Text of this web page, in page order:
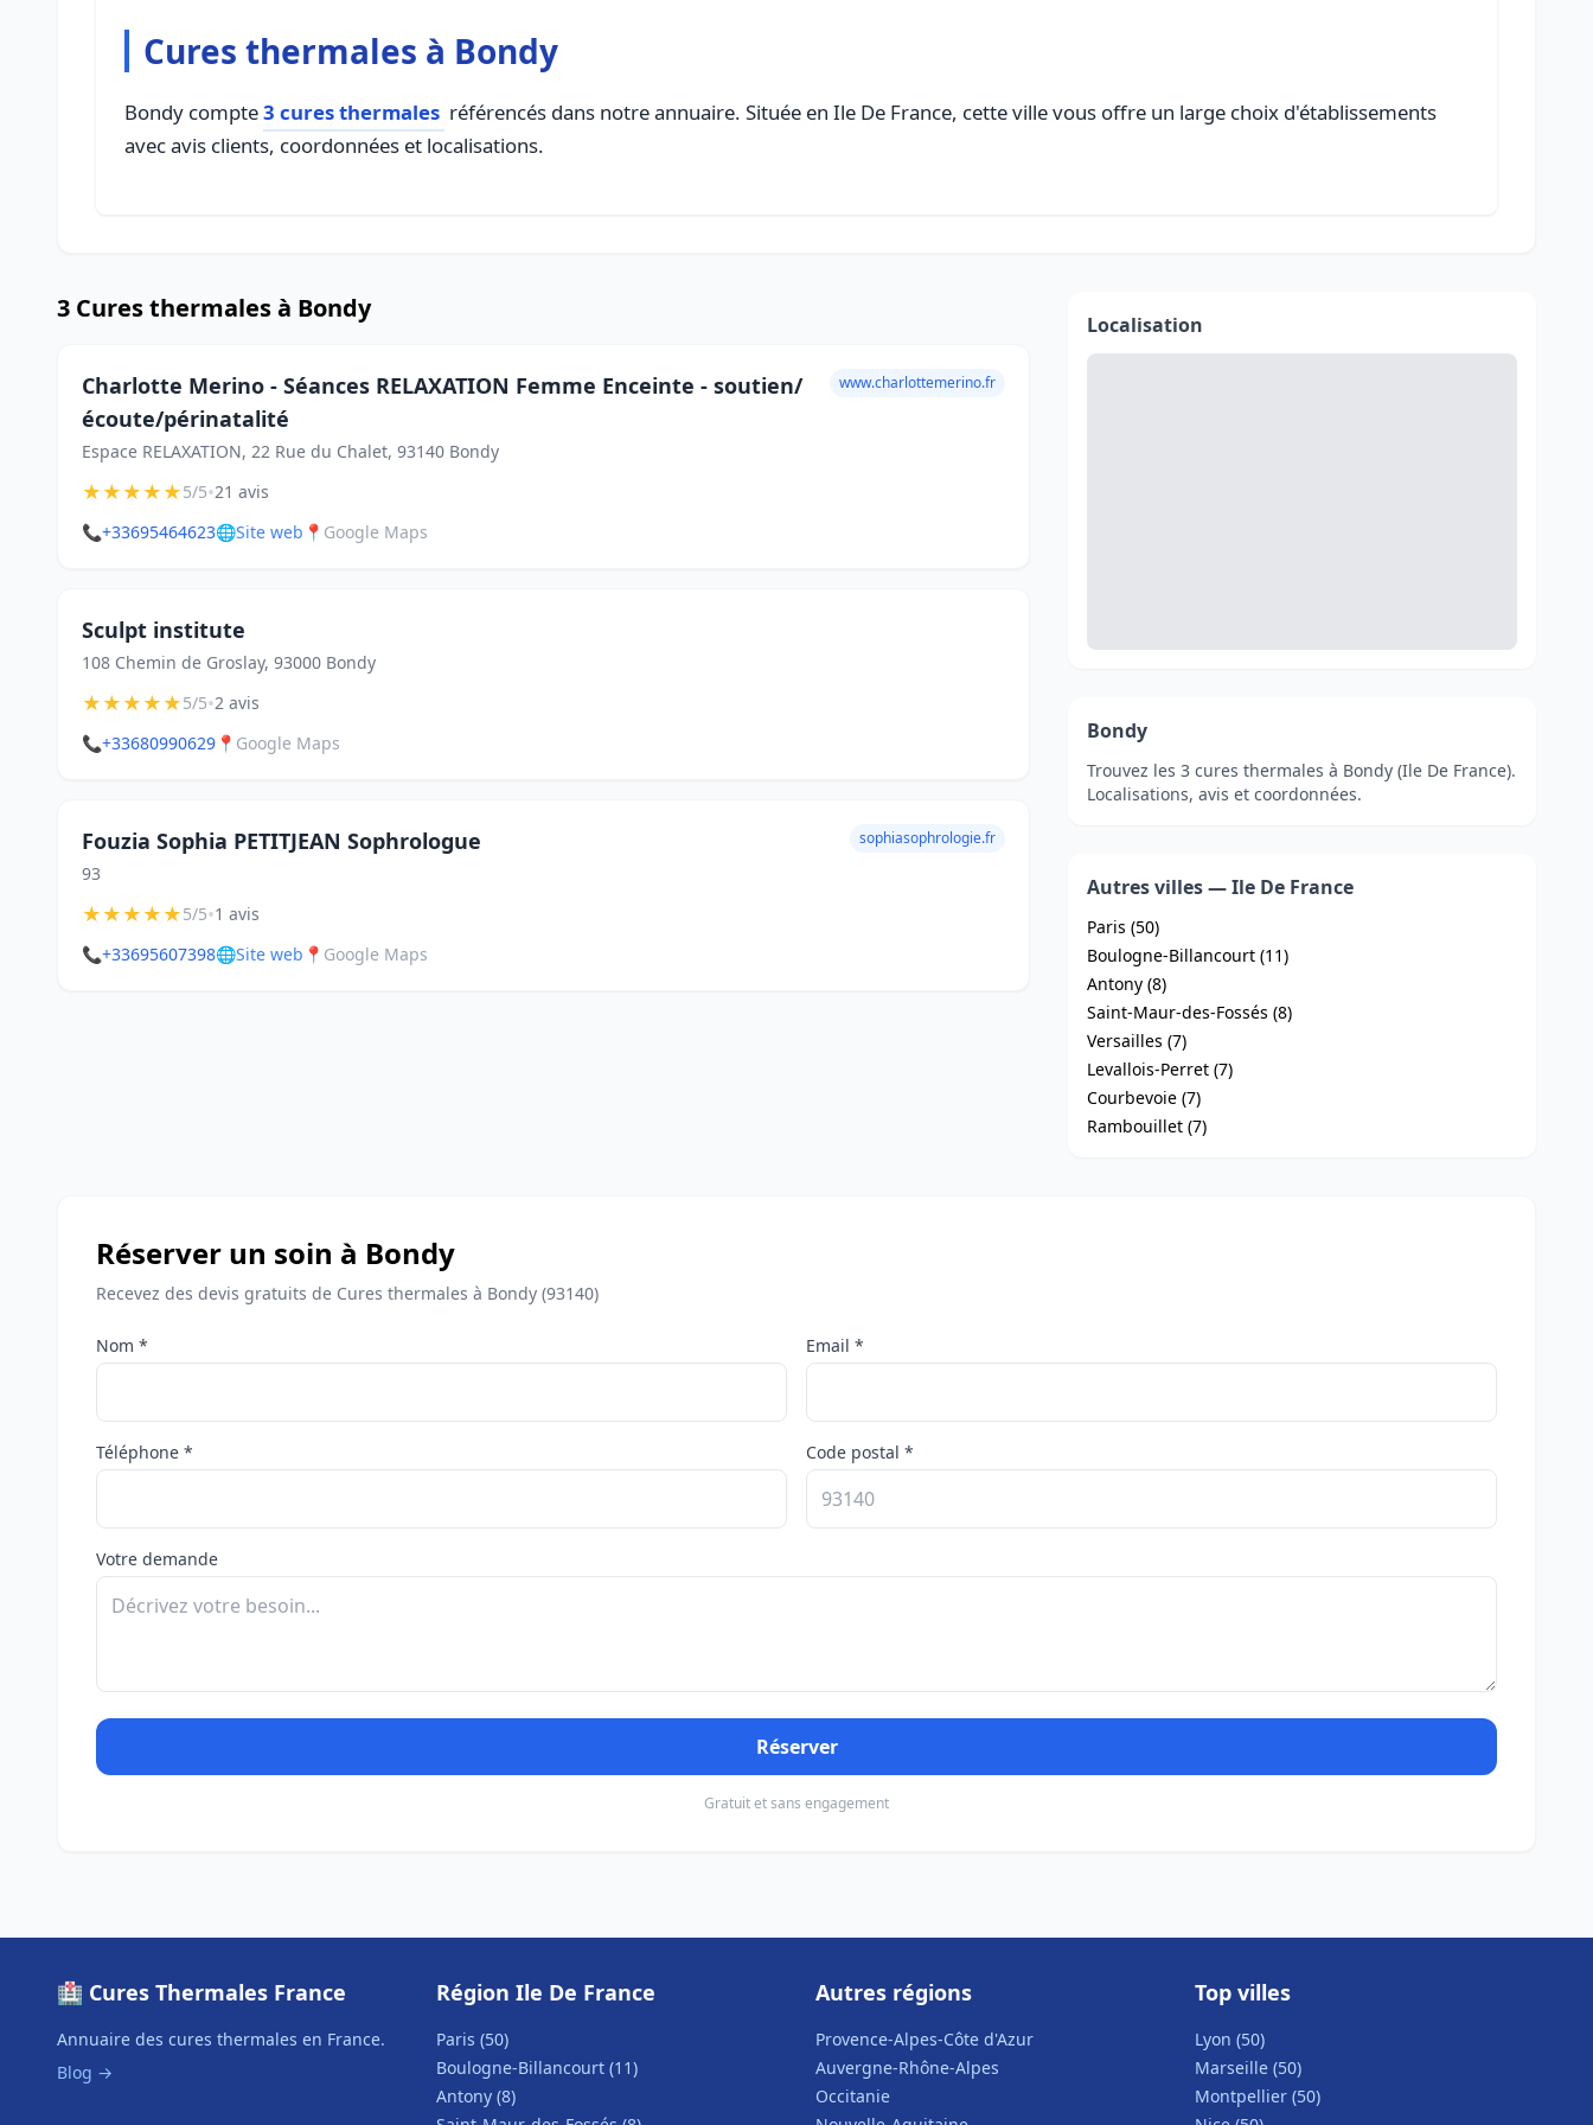
Cures thermales à Bondy
Bondy compte3 cures thermales référencés dans notre annuaire. Située en Ile De France, cette ville vous offre un large choix d'établissements
avec avis clients, coordonnées et localisations.
3 Cures thermales à Bondy
Charlotte Merino - Séances RELAXATION Femme Enceinte - soutien/
écoute/périnatalité
Espace RELAXATION, 22 Rue du Chalet, 93140 Bondy
www.charlottemerino.fr
★★★★★5/5•21 avis
📞+33695464623🌐Site web 📍 Google Maps
Sculpt institute
108 Chemin de Groslay, 93000 Bondy
★★★★★5/5•2 avis
📞+33680990629 📍 Google Maps
Fouzia Sophia PETITJEAN Sophrologue
93
sophiasophrologie.fr
★★★★★5/5•1 avis
📞+33695607398🌐Site web 📍 Google Maps
Localisation
Bondy
Trouvez les 3 cures thermales à Bondy (Ile De France).
Localisations, avis et coordonnées.
Autres villes — Ile De France
Paris (50)
Boulogne-Billancourt (11)
Antony (8)
Saint-Maur-des-Fossés (8)
Versailles (7)
Levallois-Perret (7)
Courbevoie (7)
Rambouillet (7)
Réserver un soin à Bondy
Recevez des devis gratuits de Cures thermales à Bondy (93140)
Nom * Email *
Téléphone * Code postal *
Votre demande
Réserver
Gratuit et sans engagement
🏥 Cures Thermales France
Annuaire des cures thermales en France.
Blog →
Région Ile De France
Paris (50)
Boulogne-Billancourt (11)
Antony (8)
Autres régions
Provence-Alpes-Côte d'Azur
Auvergne-Rhône-Alpes
Occitanie
Top villes
Lyon (50)
Marseille (50)
Montpellier (50)